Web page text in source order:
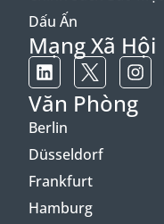
Dấu Ấn
Mạng Xã Hội
Văn Phòng
Berlin
Düsseldorf
Frankfurt
Hamburg